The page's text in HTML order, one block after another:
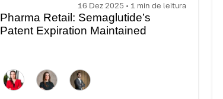
16 Dez 2025 • 1 min de leitura
Pharma Retail: Semaglutide’s
Patent Expiration Maintained